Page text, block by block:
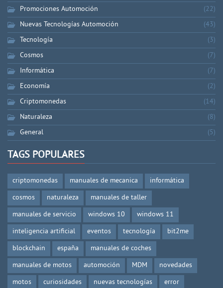
Promociones Automoción
(22)
Nuevas Tecnologías Automoción
(43)
Tecnología
(3)
Cosmos
(7)
Informática
(7)
Economía
(2)
Criptomonedas
(14)
Naturaleza
(8)
General
(5)
TAGS POPULARES
criptomonedas manuales de mecanica
informática
cosmos
naturaleza
manuales de taller
manuales de servicio
windows 10
windows 11
inteligencia artificial
eventos tecnología
bit2me
blockchain
españa
manuales de coches
manuales de motos
automoción MDM
novedades
motos
curiosidades nuevas tecnologías error